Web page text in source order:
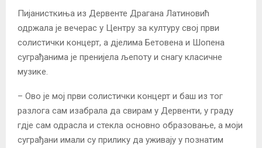
Пијанисткиња из Дервенте Драгана Латиновић
одржала је вечерас у Центру за културу свој први
солистички концерт, а дјелима Бетовена и Шопена
суграђанима је пренијела љепоту и снагу класичне
музике.
– Ово је мој први солистички концерт и баш из тог
разлога сам изабрала да свирам у Дервенти, у граду
гдје сам одрасла и стекла основно образовање, а моји
суграђани имали су прилику да уживају у познатим